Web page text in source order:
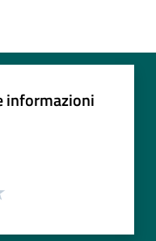
informazioni